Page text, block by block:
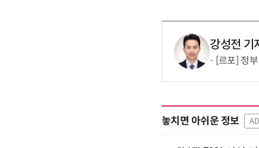
강성전 기
[르포] 정
놓치면 아쉬운 정보 AD